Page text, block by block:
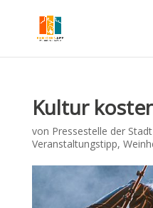
Kultur
von Pressestelle der Stadt
Veranstaltungstipp,